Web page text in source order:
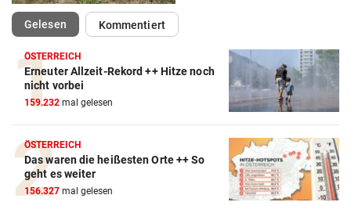
Gelesen(ausgewählt)Kommentiert
ÖSTERREICH
Erneuter Allzeit-Rekord ++ Hitze noch
nicht vorbei
159.232 mal gelesen
ÖSTERREICH
Das waren die heißesten Orte ++ So
geht es weiter
156.327 mal gelesen